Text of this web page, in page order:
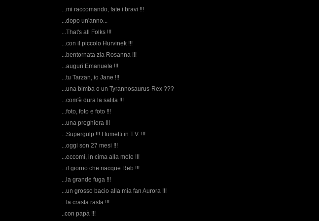
...mi raccomando, fate i bravi !!!
...dopo un'anno...
...That's all Folks !!!
...con il piccolo Hurvinek !!!
...bentornata zia Rosanna !!!
...auguri Emanuele !!!
...tu Tarzan, io Jane !!!
...una bimba o un Tyrannosaurus-Rex ???
...com'è dura la salita !!!
...foto, foto e foto !!!
...una preghiera !!!
...Supergulp !!! I fumetti in T.V. !!!
...oggi son 27 mesi !!!
...eccomi, in cima alla mole !!!
...il giorno che nacque Reb !!!
...la grande fuga !!!
...un grosso bacio alla mia fan Aurora !!!
...la crasta rasta !!!
..con papà !!!